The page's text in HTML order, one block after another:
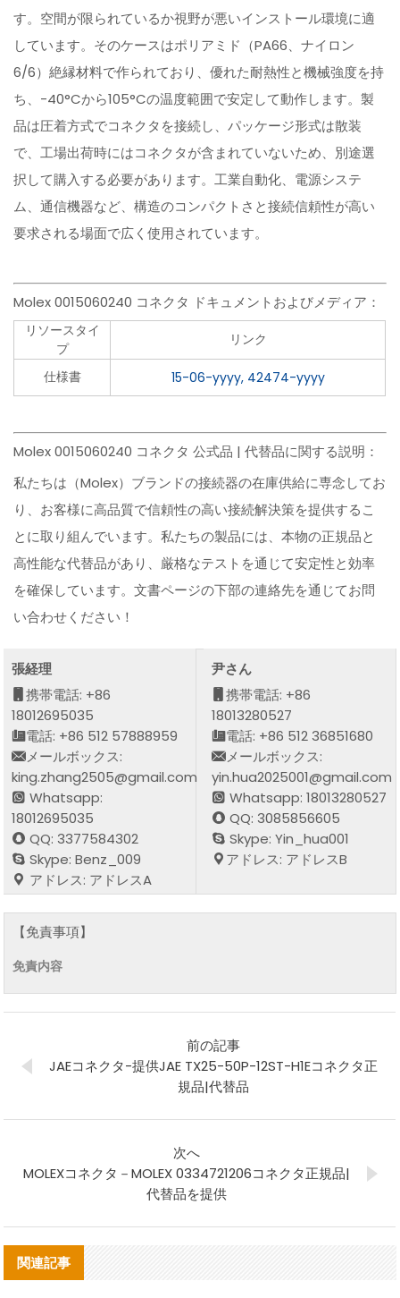
す。空間が限られているか視野が悪いインストール環境に適
しています。そのケースはポリアミド（PA66、ナイロン
6/6）絶縁材料で作られており、優れた耐熱性と機械強度を持
ち、-40°Cから105°Cの温度範囲で安定して動作します。製
品は圧着方式でコネクタを接続し、パッケージ形式は散装
で、工場出荷時にはコネクタが含まれていないため、別途選
択して購入する必要があります。工業自動化、電源システ
ム、通信機器など、構造のコンパクトさと接続信頼性が高い
要求される場面で広く使用されています。
Molex 0015060240 コネクタ ドキュメントおよびメディア：
リソースタイ
プ
リンク
仕様書 15-06-yyyy, 42474-yyyy
Molex 0015060240 コネクタ 公式品 | 代替品に関する説明：
私たちは（Molex）ブランドの接続器の在庫供給に専念してお
り、お客様に高品質で信頼性の高い接続解決策を提供するこ
とに取り組んでいます。私たちの製品には、本物の正規品と
高性能な代替品があり、厳格なテストを通じて安定性と効率
を確保しています。文書ページの下部の連絡先を通じてお問
い合わせください！
張経理
携帯電話: +86
18012695035
電話: +86 512 57888959
メールボックス:
king.zhang2505@gmail.com
Whatsapp:
18012695035
QQ: 3377584302
Skype: Benz_009
アドレス: アドレスA
尹さん
携帯電話: +86
18013280527
電話: +86 512 36851680
メールボックス:
yin.hua2025001@gmail.com
Whatsapp: 18013280527
QQ: 3085856605
Skype: Yin_hua001
アドレス: アドレスB
【免責事項】
免責内容
前の記事
JAEコネクタ-提供JAE TX25-50P-12ST-H1Eコネクタ正
規品|代替品
次へ
MOLEXコネクタ－MOLEX 0334721206コネクタ正規品|
代替品を提供
関連記事